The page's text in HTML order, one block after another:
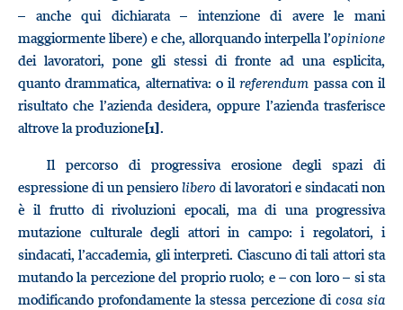
– anche qui dichiarata – intenzione di avere le mani
maggiormente libere) e che, allorquando interpella l’opinione
dei lavoratori, pone gli stessi di fronte ad una esplicita,
quanto drammatica, alternativa: o ilreferendum passa con il
risultato che l’azienda desidera, oppure l’azienda trasferisce
altrove la produzione[1].
Il percorso di progressiva erosione degli spazi di
espressione di un pensiero libero di lavoratori e sindacati non
è il frutto di rivoluzioni epocali, ma di una progressiva
mutazione culturale degli attori in campo: i regolatori, i
sindacati, l’accademia, gli interpreti. Ciascuno di tali attori sta
mutando la percezione del proprio ruolo; e – con loro – si sta
modificando profondamente la stessa percezione di cosa sia